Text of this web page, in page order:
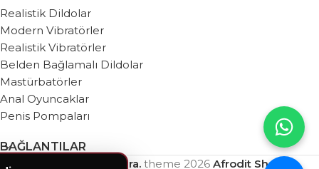
Realistik Dildolar
Modern Vibratörler
Realistik Vibratörler
Belden Bağlamalı Dildolar
Mastürbatörler
Anal Oyuncaklar
Penis Pompaları
BAĞLANTILAR
WebZera. theme 2026 Afrodit Shop